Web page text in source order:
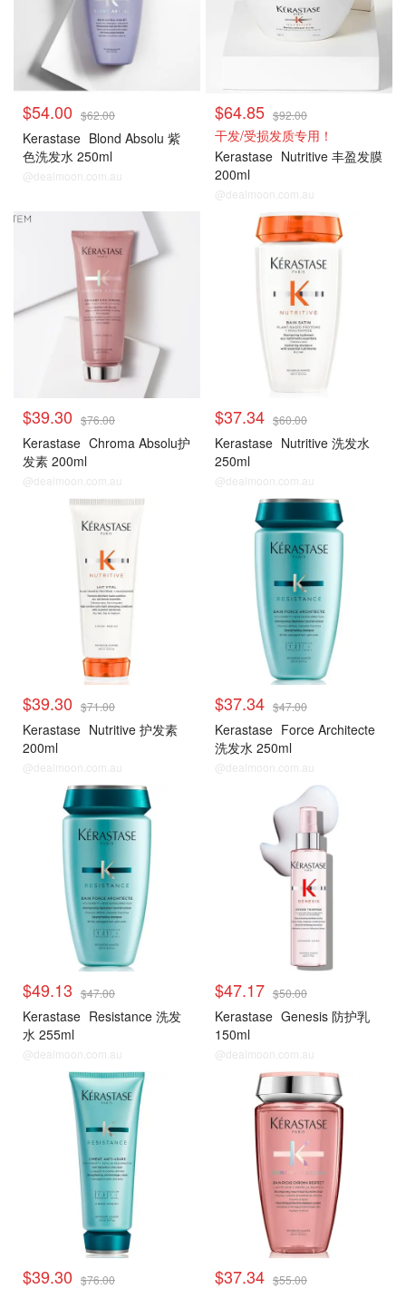
$54.00 $62.00
Kerastase Blond Absolu 紫
色洗发水 250ml
@dealmoon.com.au
$64.85 $92.00
干发/受损发质专用！
Kerastase Nutritive 丰盈发膜
200ml
@dealmoon.com.au
$39.30 $76.00
Kerastase Chroma Absolu护
发素 200ml
@dealmoon.com.au
$37.34 $60.00
Kerastase Nutritive 洗发水
250ml
@dealmoon.com.au
$39.30 $71.00
Kerastase Nutritive 护发素
200ml
@dealmoon.com.au
$37.34 $47.00
Kerastase Force Architecte
洗发水 250ml
@dealmoon.com.au
$49.13 $47.00
Kerastase Resistance 洗发
水 255ml
@dealmoon.com.au
$47.17 $50.00
Kerastase Genesis 防护乳
150ml
@dealmoon.com.au
$39.30 $76.00 $37.34 $55.00